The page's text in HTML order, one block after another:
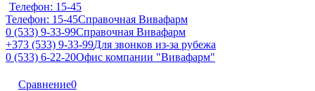
Телефон: 15-45
Телефон: 15-45Справочная Вивафарм
0 (533) 9-33-99Справочная Вивафарм
+373 (533) 9-33-99Для звонков из-за рубежа
0 (533) 6-22-20Офис компании "Вивафарм"
Сравнение0